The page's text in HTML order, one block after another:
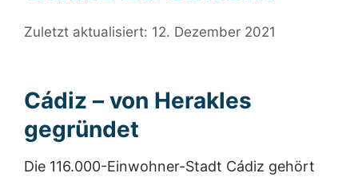
Zuletzt aktualisiert: 12. Dezember 2021
Cádiz – von Herakles
gegründet
Die 116.000-Einwohner-Stadt Cádiz gehört